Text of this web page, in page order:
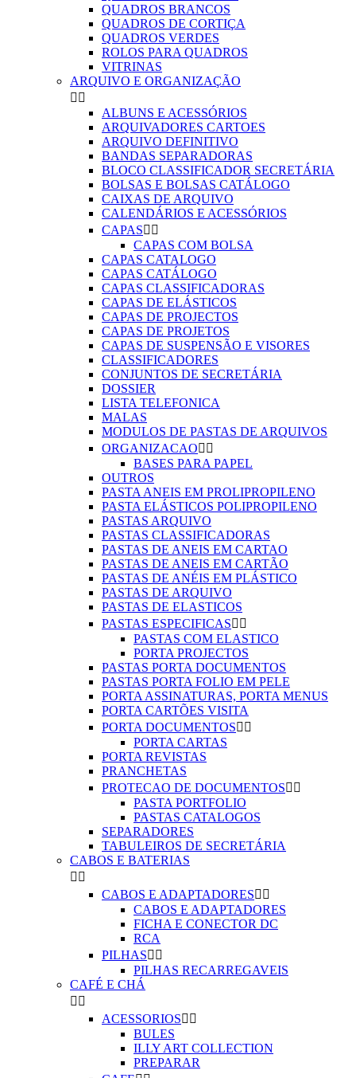
QUADROS BRANCOS
QUADROS DE CORTIÇA
QUADROS VERDES
ROLOS PARA QUADROS
VITRINAS
ARQUIVO E ORGANIZAÇÃO
 
ALBUNS E ACESSÓRIOS
ARQUIVADORES CARTOES
ARQUIVO DEFINITIVO
BANDAS SEPARADORAS
BLOCO CLASSIFICADOR SECRETÁRIA
BOLSAS E BOLSAS CATÁLOGO
CAIXAS DE ARQUIVO
CALENDÁRIOS E ACESSÓRIOS
CAPAS 
CAPAS COM BOLSA
CAPAS CATALOGO
CAPAS CATÁLOGO
CAPAS CLASSIFICADORAS
CAPAS DE ELÁSTICOS
CAPAS DE PROJECTOS
CAPAS DE PROJETOS
CAPAS DE SUSPENSÃO E VISORES
CLASSIFICADORES
CONJUNTOS DE SECRETÁRIA
DOSSIER
LISTA TELEFONICA
MALAS
MODULOS DE PASTAS DE ARQUIVOS
ORGANIZACAO 
BASES PARA PAPEL
OUTROS
PASTA ANEIS EM PROLIPROPILENO
PASTA ELÁSTICOS POLIPROPILENO
PASTAS ARQUIVO
PASTAS CLASSIFICADORAS
PASTAS DE ANEIS EM CARTAO
PASTAS DE ANEIS EM CARTÃO
PASTAS DE ANÉIS EM PLÁSTICO
PASTAS DE ARQUIVO
PASTAS DE ELASTICOS
PASTAS ESPECIFICAS 
PASTAS COM ELASTICO
PORTA PROJECTOS
PASTAS PORTA DOCUMENTOS
PASTAS PORTA FOLIO EM PELE
PORTA ASSINATURAS, PORTA MENUS
PORTA CARTÕES VISITA
PORTA DOCUMENTOS 
PORTA CARTAS
PORTA REVISTAS
PRANCHETAS
PROTECAO DE DOCUMENTOS 
PASTA PORTFOLIO
PASTAS CATALOGOS
SEPARADORES
TABULEIROS DE SECRETÁRIA
CABOS E BATERIAS
 
CABOS E ADAPTADORES 
CABOS E ADAPTADORES
FICHA E CONECTOR DC
RCA
PILHAS 
PILHAS RECARREGAVEIS
CAFÉ E CHÁ
 
ACESSORIOS 
BULES
ILLY ART COLLECTION
PREPARAR